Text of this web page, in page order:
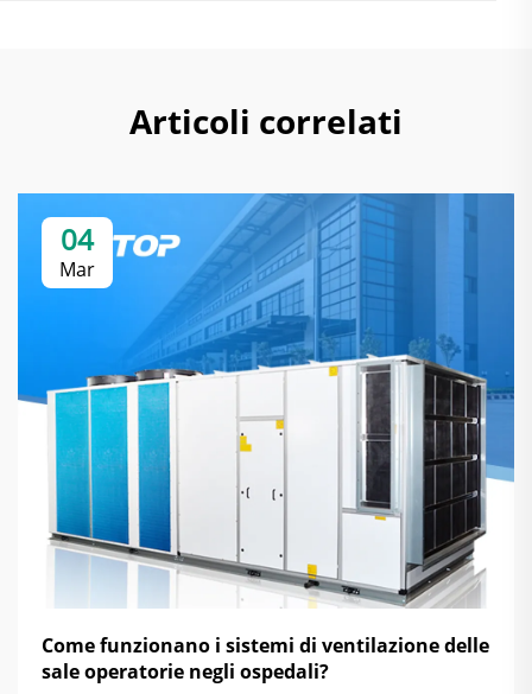
Articoli correlati
04
Mar
Come funzionano i sistemi di ventilazione delle
sale operatorie negli ospedali?